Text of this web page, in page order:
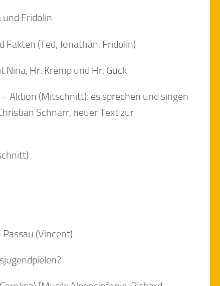
und Fridolin
(Ted, Jonathan, Fridolin)
Hr. Kremp und Hr. Gück
Aktion (Mitschnitt): es sprechen und singen
Schnarr, neuer Text zur
(Vincent)